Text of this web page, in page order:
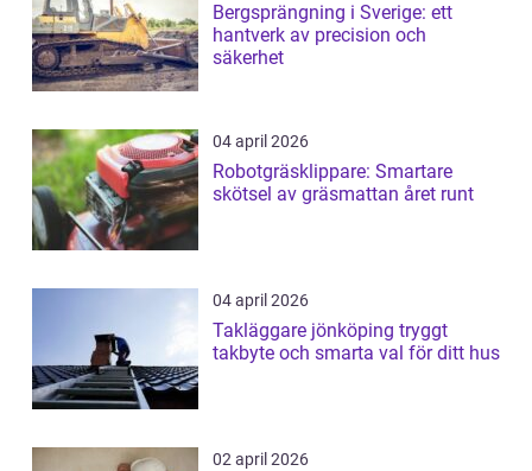
Bergsprängning i Sverige: ett
hantverk av precision och
säkerhet
04 april 2026
Robotgräsklippare: Smartare
skötsel av gräsmattan året runt
04 april 2026
Takläggare jönköping tryggt
takbyte och smarta val för ditt hus
02 april 2026